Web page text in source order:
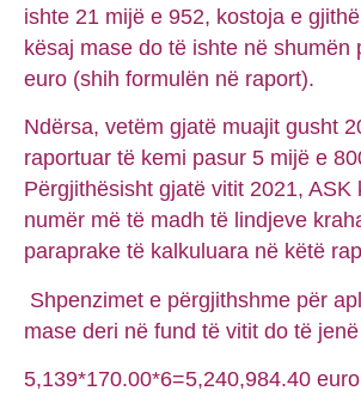
ishte 21 mijë e 952, kostoja e
kësaj mase do të ishte në shumën
euro (shih formulën në raport).
Ndërsa, vetëm gjatë muajit gusht
raportuar të kemi pasur 5 mijë e
Përgjithësisht gjatë vitit 2021, ASK
numër më të madh të lindjeve
paraprake të kalkuluara në këtë
Shpenzimet e përgjithshme për
mase deri në fund të vitit do të
5,139*170.00*6=5,240,984.40